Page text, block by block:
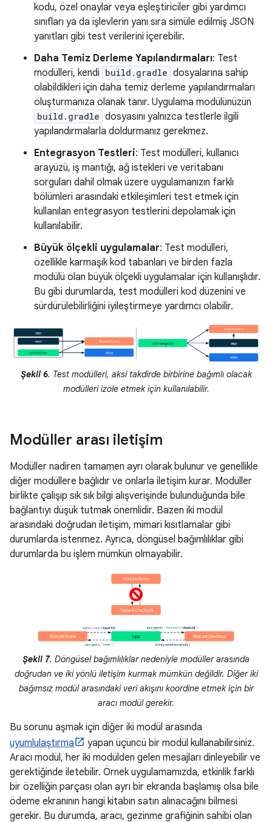
kodu, özel onaylar veya eşleştiriciler gibi yardımcı
sınıfları ya da işlevlerin yanı sıra simüle edilmiş JSON
yanıtları gibi test verilerini içerebilir.
Daha Temiz Derleme Yapılandırmaları: Test
modülleri, kendi build.gradle dosyalarına sahip
olabildikleri için daha temiz derleme yapılandırmaları
oluşturmanıza olanak tanır. Uygulama modülünüzün
build.gradle dosyasını yalnızca testlerle ilgili
yapılandırmalarla doldurmanız gerekmez.
Entegrasyon Testleri: Test modülleri, kullanıcı
arayüzü, iş mantığı, ağ istekleri ve veritabanı
sorguları dahil olmak üzere uygulamanızın farklı
bölümleri arasındaki etkileşimleri test etmek için
kullanılan entegrasyon testlerini depolamak için
kullanılabilir.
Büyük ölçekli uygulamalar: Test modülleri,
özellikle karmaşık kod tabanları ve birden fazla
modülü olan büyük ölçekli uygulamalar için kullanışlıdır.
Bu gibi durumlarda, test modülleri kod düzenini ve
sürdürülebilirliğini iyileştirmeye yardımcı olabilir.
Şekil 6. Test modülleri, aksi takdirde birbirine bağımlı olacak
modülleri izole etmek için kullanılabilir.
Modüller arası iletişim
Modüller nadiren tamamen ayrı olarak bulunur ve genellikle
diğer modüllere bağlıdır ve onlarla iletişim kurar. Modüller
birlikte çalışıp sık sık bilgi alışverişinde bulunduğunda bile
bağlantıyı düşük tutmak önemlidir. Bazen iki modül
arasındaki doğrudan iletişim, mimari kısıtlamalar gibi
durumlarda istenmez. Ayrıca, döngüsel bağımlılıklar gibi
durumlarda bu işlem mümkün olmayabilir.
Şekil 7. Döngüsel bağımlılıklar nedeniyle modüller arasında
doğrudan ve iki yönlü iletişim kurmak mümkün değildir. Diğer iki
bağımsız modül arasındaki veri akışını koordine etmek için bir
aracı modül gerekir.
Bu sorunu aşmak için diğer iki modül arasında
uyumlulaştırma
yapan üçüncü bir modül kullanabilirsiniz.
Aracı modül, her iki modülden gelen mesajları dinleyebilir ve
gerektiğinde iletebilir. Örnek uygulamamızda, etkinlik farklı
bir özelliğin parçası olan ayrı bir ekranda başlamış olsa bile
ödeme ekranının hangi kitabın satın alınacağını bilmesi
gerekir. Bu durumda, aracı, gezinme grafiğinin sahibi olan